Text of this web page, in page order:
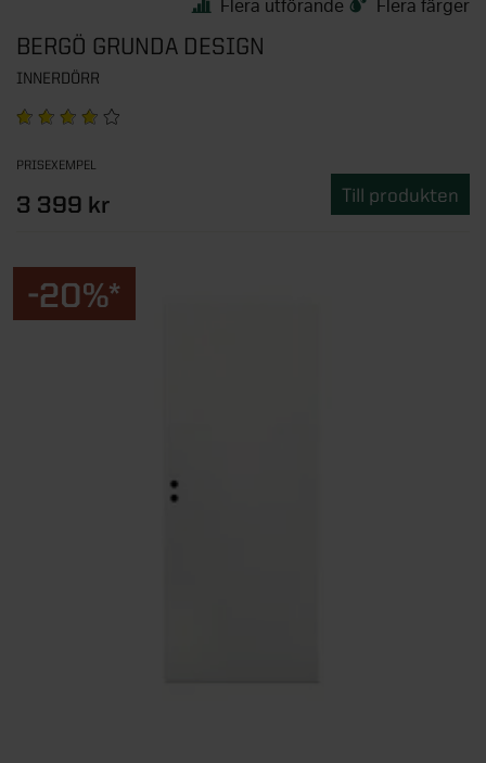
Flera utförande Flera färger
BERGÖ GRUNDA DESIGN
INNERDÖRR
PRISEXEMPEL
3 399 kr Till produkten
-20%*